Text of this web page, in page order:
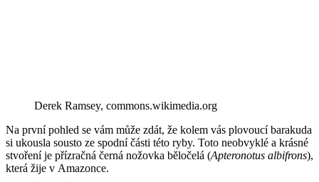
Derek Ramsey, commons.wikimedia.org
Na první pohled se vám může zdát, že kolem vás plovoucí barakuda
si ukousla sousto ze spodní části této ryby. Toto neobvyklé a krásné
stvoření je přízračná černá nožovka běločelá (Apteronotus albifrons),
která žije v Amazonce.